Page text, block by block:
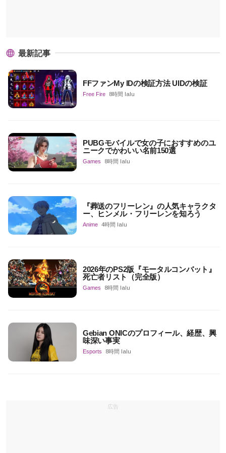
最新記事
FFファンMy IDの検証方法 UIDの検証
Free Fire 8時間 lalu
PUBGモバイルで女の子におすすめのユ
ニークでかわいい名前150選
Games 8時間 lalu
『葬送のフリーレン』の人気キャラクタ
ー、ヒンメル・フリーレンを知ろう
Anime 4時間 lalu
2026年のPS2版『モータルコンバット』
死亡者リスト（完全版）
Games 8時間 lalu
Gebian ONICのプロフィール、経歴、興
味深い事実
Esports 8時間 lalu
広告